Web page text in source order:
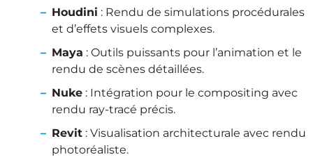
Houdini : Rendu de simulations procédurales
et d’effets visuels complexes.
Maya : Outils puissants pour l’animation et le
rendu de scènes détaillées.
Nuke : Intégration pour le compositing avec
rendu ray-tracé précis.
Revit : Visualisation architecturale avec rendu
photoréaliste.